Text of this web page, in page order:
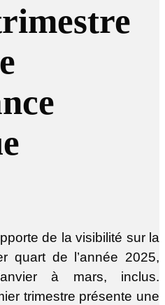
de la visibilité sur la
quart de l’année 2025,
à mars, inclus.
trimestre présente une